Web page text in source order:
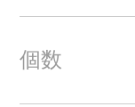
個数